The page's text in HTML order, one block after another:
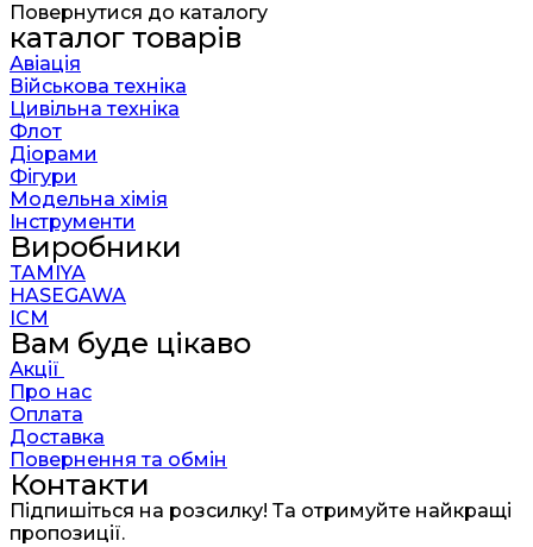
Повернутися до каталогу
каталог товарів
Авіація
Військова техніка
Цивільна техніка
Флот
Діорами
Фігури
Модельна хімія
Інструменти
Виробники
TAMIYA
HASEGAWA
ICM
Вам буде цікаво
Акції
Про нас
Оплата
Доставка
Повернення та обмін
Контакти
Підпишіться на розсилку! Та отримуйте найкращі
пропозиції.